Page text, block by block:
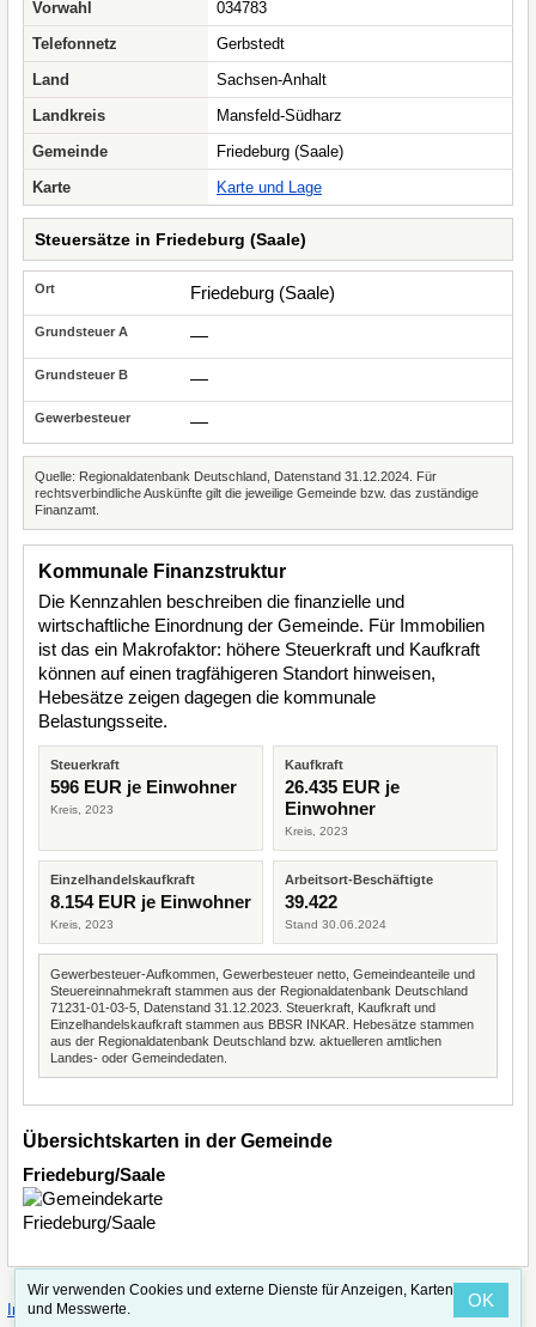
Vorwahl
034783
Telefonnetz
Gerbstedt
Land
Sachsen-Anhalt
Landkreis
Mansfeld-Südharz
Gemeinde
Friedeburg (Saale)
Karte
Karte und Lage
Steuersätze in Friedeburg (Saale)
Friedeburg (Saale)
—
—
—
Quelle: Regionaldatenbank Deutschland, Datenstand 31.12.2024. Für
rechtsverbindliche Auskünfte gilt die jeweilige Gemeinde bzw. das zuständige
Finanzamt.
Kommunale Finanzstruktur
Die Kennzahlen beschreiben die finanzielle und
wirtschaftliche Einordnung der Gemeinde. Für Immobilien
ist das ein Makrofaktor: höhere Steuerkraft und Kaufkraft
können auf einen tragfähigeren Standort hinweisen,
Hebesätze zeigen dagegen die kommunale
Belastungsseite.
Steuerkraft
596 EUR je Einwohner
Kreis, 2023
Kaufkraft
26.435 EUR je
Einwohner
Kreis, 2023
Einzelhandelskaufkraft
8.154 EUR je Einwohner
Kreis, 2023
Arbeitsort-Beschäftigte
39.422
Stand 30.06.2024
Gewerbesteuer-Aufkommen, Gewerbesteuer netto, Gemeindeanteile und
Steuereinnahmekraft stammen aus der Regionaldatenbank Deutschland
71231-01-03-5, Datenstand 31.12.2023. Steuerkraft, Kaufkraft und
Einzelhandelskaufkraft stammen aus BBSR INKAR. Hebesätze stammen
aus der Regionaldatenbank Deutschland bzw. aktuelleren amtlichen
Landes- oder Gemeindedaten.
Übersichtskarten in der Gemeinde
Friedeburg/Saale
Impressum·Straßenindex
Wir verwenden Cookies und externe Dienste für Anzeigen, Karten
und Messwerte.
OK